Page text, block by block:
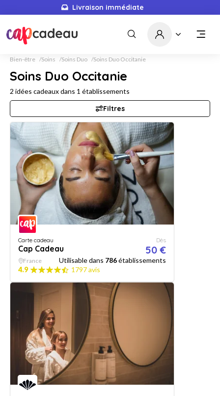
Livraison immédiate
Bien-être Soins Soins Duo Soins Duo Occitanie
Soins Duo Occitanie
2 idées cadeaux dans 1 établissements
Filtres
Carte cadeau
Cap Cadeau
Dès
50 €
France Utilisable dans 786établissements
4.9
1797 avis